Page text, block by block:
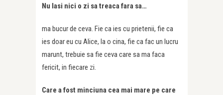
Nu lasi nici o zi sa treaca fara sa…
ma bucur de ceva. Fie ca ies cu prietenii, fie ca
ies doar eu cu Alice, la o cina, fie ca fac un lucru
marunt, trebuie sa fie ceva care sa ma faca
fericit, in fiecare zi.
Care a fost minciuna cea mai mare pe care